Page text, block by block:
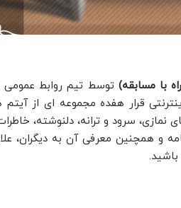
با مسابقه)توسط تیم روابط عمومی
قرار هفده مجموعه ای از
نمازی، سرود و ترانه، دلنوشته،
و همچنین معرفی آن به دیگران،
باشید.